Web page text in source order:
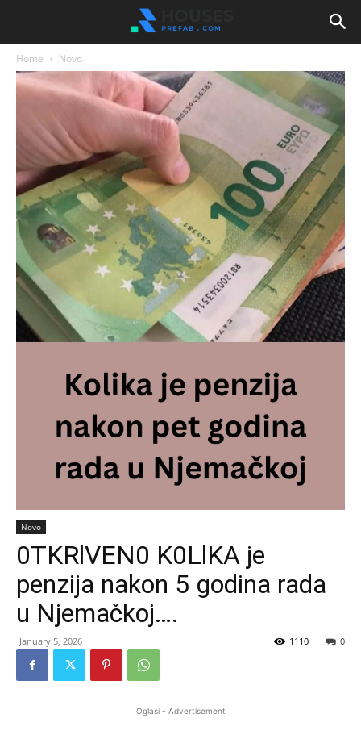
Home Novo
Novo
0TKRlVEN0 K0LlKA je
penzija nakon 5 godina rada
u Njemačkoj….
January 5, 2026 0
1110
Oglasi - Advertisement